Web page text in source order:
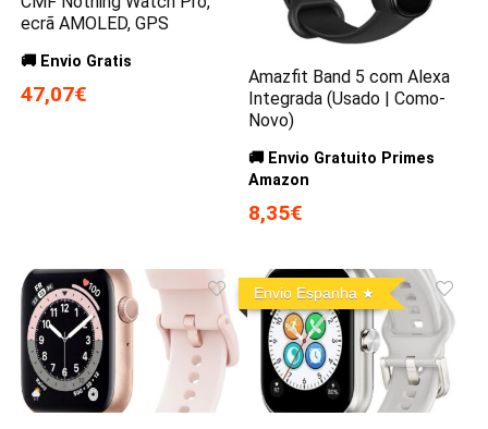
ecrã AMOLED, GPS
🚚 Envio Gratis
47,07€
Amazfit Band 5 com Alexa
Integrada (Usado | Como-
Novo)
🚚 Envio Gratuito Primes
Amazon
8,35€
Envio Espanha